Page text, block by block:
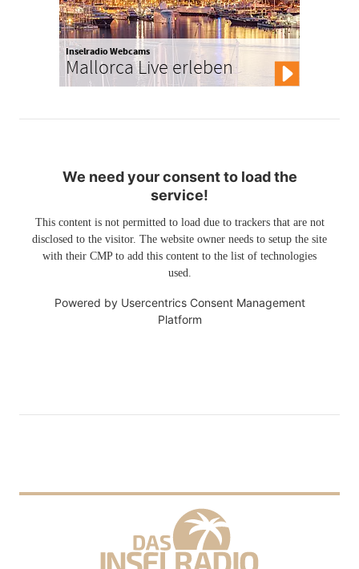
Inselradio Webcams
Mallorca Live erleben
We need your consent to load the
service!
This content is not permitted to load due to trackers that are not
disclosed to the visitor. The website owner needs to setup the site
with their CMP to add this content to the list of technologies
used.
Powered by Usercentrics Consent Management
Platform